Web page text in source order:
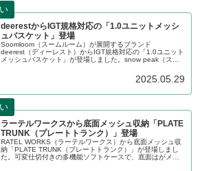
deerestからIGT規格対応の「1.0ユニットメッシ
ュバスケット」登場
Soomloom（スームルーム）が展開するブランド
deerest（ディーレスト）からIGT規格対応の「1.0ユニット
メッシュバスケット」が登場しました。snow peak（スノ
ュバスケットで、対応するテーブルにバスケットをセット
することができます。詳細をレビューします。2025.05.29
ラーテルワークスから底面メッシュ収納「PLATE
TRUNK（プレートトランク）」登場
RATEL WORKS（ラーテルワークス）から底面メッシュ収
納「PLATE TRUNK（プレートトランク）」が登場しまし
た。可変仕切付きの多機能ソフトケースで、底面はがメッ